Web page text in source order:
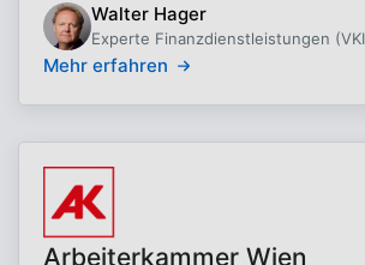
Walter Hager
Experte Finanzdienstleistungen
Mehr erfahren
Arbeiterkammer Wien